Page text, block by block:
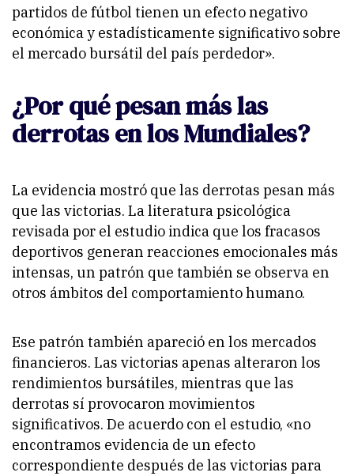
partidos de fútbol tienen un efecto negativo
económica y estadísticamente significativo sobre
el mercado bursátil del país perdedor».
¿Por qué pesan más las
derrotas en los Mundiales?
La evidencia mostró que las derrotas pesan más
que las victorias. La literatura psicológica
revisada por el estudio indica que los fracasos
deportivos generan reacciones emocionales más
intensas, un patrón que también se observa en
otros ámbitos del comportamiento humano.
Ese patrón también apareció en los mercados
financieros. Las victorias apenas alteraron los
rendimientos bursátiles, mientras que las
derrotas sí provocaron movimientos
significativos. De acuerdo con el estudio, «no
encontramos evidencia de un efecto
correspondiente después de las victorias para